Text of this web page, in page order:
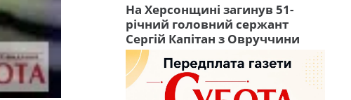
На Херсонщині загинув 51-
річний головний сержант
Сергій Капітан з Овруччини